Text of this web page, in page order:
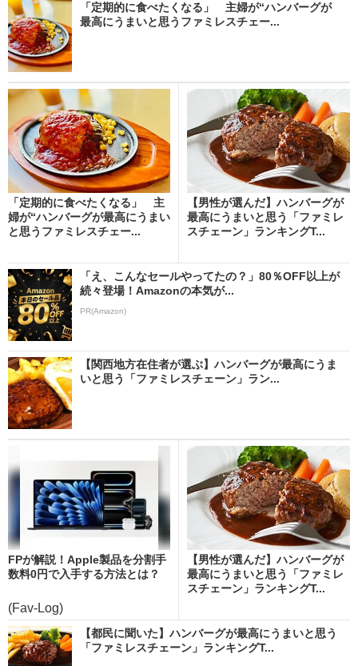
「定期的に食べたくなる」 主婦が“ハンバーグが
最高にうまいと思うファミレスチェー...
「定期的に食べたくなる」 主
婦が“ハンバーグが最高にうまい
と思うファミレスチェー...
【男性が選んだ】ハンバーグが
最高にうまいと思う「ファミレ
スチェーン」ランキングT...
「え、こんなセールやってたの？」80％OFF以上が
続々登場！Amazonの本気が...
PR(Amazon)
【関西地方在住者が選ぶ】ハンバーグが最高にうま
いと思う「ファミレスチェーン」ラン...
FPが解説！Apple製品を分割手
数料0円で入手する方法とは？
(Fav-Log)
【男性が選んだ】ハンバーグが
最高にうまいと思う「ファミレ
スチェーン」ランキングT...
【都民に聞いた】ハンバーグが最高にうまいと思う
「ファミレスチェーン」ランキングT...